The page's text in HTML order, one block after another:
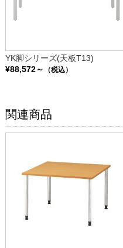
YK脚シリーズ(天板T13)
¥88,572～
（税込）
関連商品